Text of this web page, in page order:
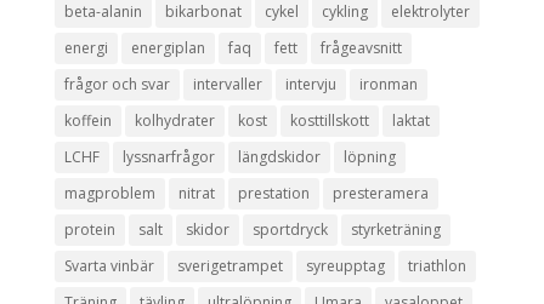
beta-alanin bikarbonat cykel cykling
elektrolyter
energi
energiplan faq fett
frågeavsnitt
frågor och svar
intervaller intervju
ironman
koffein
kolhydrater kost kosttillskott
laktat
LCHF
lyssnarfrågor längdskidor
löpning
magproblem
nitrat prestation
presteramera
protein
salt skidor sportdryck
styrketräning
Svarta vinbär
sverigetrampet syreupptag
triathlon